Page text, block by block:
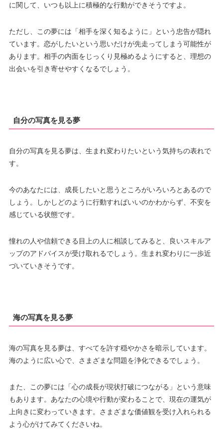
に関して、いつも以上に積極的な行動ができそうですよ。
ただし、この夢には「相手を深く知るように」という忠告が隠れ
ています。恋がしたいという思いだけが先走ってしまう可能性が
あります。相手の内面をじっくり見極めるようにすると、理想の
出会いを引き寄せやすくなるでしょう。
自分の写真を見る夢
自分の写真を見る夢は、生まれ変わりたいという気持ちの表れで
す。
今のあなたには、成長したいと思うところがいろいろとあるので
しょう。しかしどのように行動すればいいのかわからず、不安を
感じている状態です。
憧れの人や信頼できる目上の人に相談してみると、良いスキルア
ップのアドバイスが受け取れるでしょう。生まれ変わりに一歩近
づいていきそうです。
海の写真を見る夢
海の写真を見る夢は、すべてを許す穏やかさを暗示しています。
海のように広い心で、さまざまな問題を浄化できるでしょう。
また、この夢には「心の成長が現状打破につながる」という意味
もあります。あなたの心境や行動が変わることで、現在の運気が
上向きに変わっていきます。さまざまな価値観を受け入れられる
よう心がけてみてくださいね。